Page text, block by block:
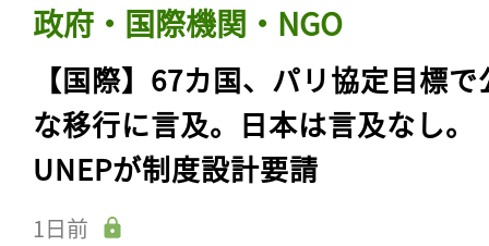
政府・国際機関・NGO
【国際】67カ国、パリ協定目標で
な移行に言及。日本は言及なし。
UNEPが制度設計要請
1日前